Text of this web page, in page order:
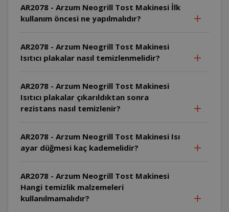
AR2078 - Arzum Neogrill Tost Makinesi İlk
kullanım öncesi ne yapılmalıdır?
AR2078 - Arzum Neogrill Tost Makinesi
Isıtıcı plakalar nasıl temizlenmelidir?
AR2078 - Arzum Neogrill Tost Makinesi
Isıtıcı plakalar çıkarıldıktan sonra
rezistans nasıl temizlenir?
AR2078 - Arzum Neogrill Tost Makinesi Isı
ayar düğmesi kaç kademelidir?
AR2078 - Arzum Neogrill Tost Makinesi
Hangi temizlik malzemeleri
kullanılmamalıdır?